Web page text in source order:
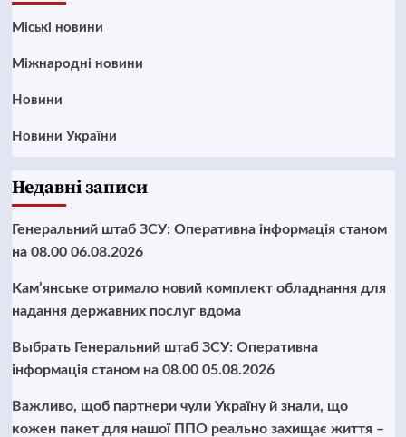
Mіські новини
Міжнародні новини
Новини
Новини України
Недавні записи
Генеральний штаб ЗСУ: Оперативна інформація станом
на 08.00 06.08.2026
Кам’янське отримало новий комплект обладнання для
надання державних послуг вдома
Выбрать Генеральний штаб ЗСУ: Оперативна
інформація станом на 08.00 05.08.2026
Важливо, щоб партнери чули Україну й знали, що
кожен пакет для нашої ППО реально захищає життя –